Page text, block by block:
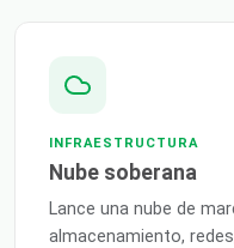
INFRAESTRUCTURA
Nube soberana
Lance una nube de
almacenamiento,